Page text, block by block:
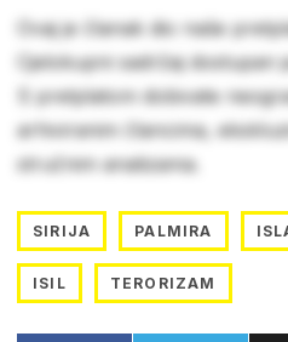
Ovaj je članak dio naše
Cjelokupni sadržaj dostupan
S pretplatom dobivate
arhiviranim člancima,
stručnim analizama.
SIRIJA PALMIRA
ISIL TERORIZAM